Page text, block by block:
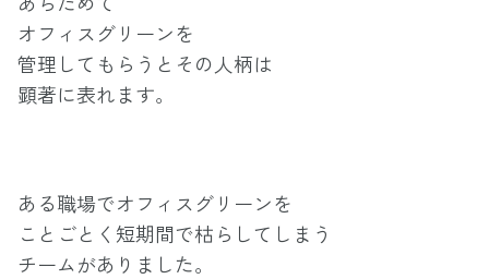
オフィスグリーンを
管理してもらうとその人柄は
顕著に表れます。
ある職場でオフィスグリーンを
ことごとく短期間で枯らしてしまう
チームがありました。